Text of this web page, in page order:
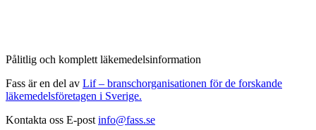
Pålitlig och komplett läkemedelsinformation
Fass är en del av Lif – branschorganisationen för de forskande
läkemedelsföretagen i Sverige.
Kontakta oss E-post info@fass.se